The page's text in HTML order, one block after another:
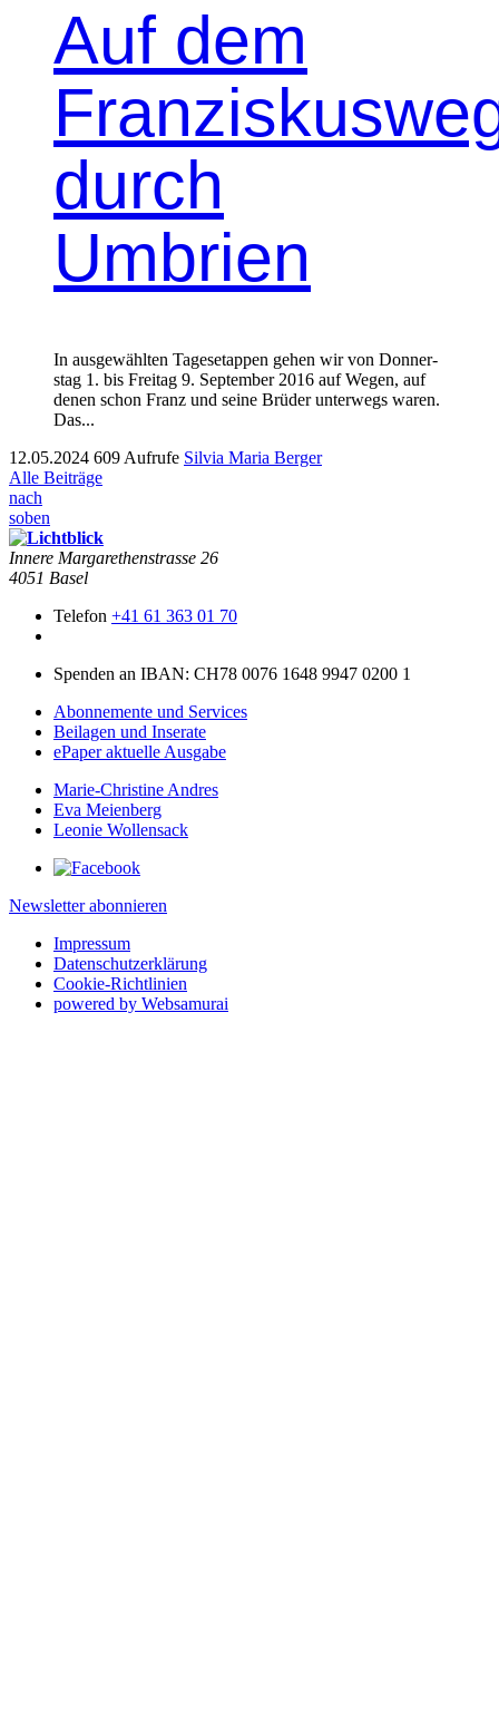
Auf dem
durch
Umbrien
In aus­gewählten Tage­se­tap­pen gehen wir von Don­ner­
stag 1. bis Fre­itag 9. Sep­tem­ber 2016 auf Wegen, auf
denen schon Franz und seine Brüder unter­wegs waren.
Das...
12.05.2024 609 Aufrufe Silvia Maria Berger
Alle Beiträge
nach
soben
Innere Mar­garethen­strasse 26
4051 Basel
Telefon +41 61 363 01 70
Spenden an IBAN: CH78 0076 1648 9947 0200 1
Abonnemente und Services
Beilagen und Inserate
ePaper aktuelle Ausgabe
Marie-Christine Andres
Eva Meienberg
Leonie Wollensack
Newsletter abonnieren
Impressum
Datenschutzerklärung
Cookie-Richtlinien
powered by Websamurai